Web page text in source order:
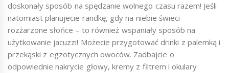
doskonały sposób na spędzanie wolnego czasu razem! Jeśli
natomiast planujecie randkę, gdy na niebie świeci
rozżarzone słońce – to również wspaniały sposób na
użytkowanie jacuzzi! Możecie przygotować drinki z palemką i
przekąski z egzotycznych owoców. Zadbajcie o
odpowiednie nakrycie głowy, kremy z filtrem i okulary